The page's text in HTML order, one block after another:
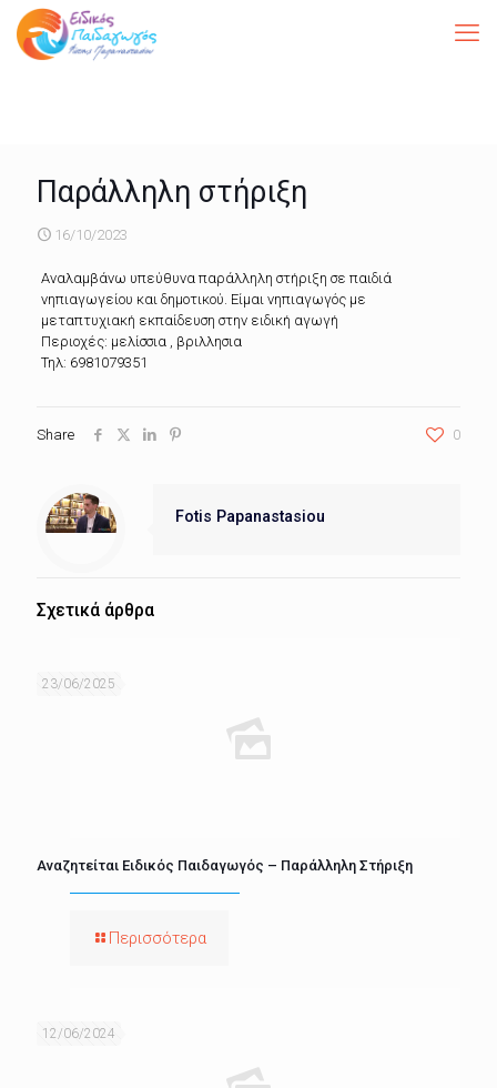
Παράλληλη στήριξη
16/10/2023
Αναλαμβάνω υπεύθυνα παράλληλη στήριξη σε παιδιά
νηπιαγωγείου και δημοτικού. Είμαι νηπιαγωγός με
μεταπτυχιακή εκπαίδευση στην ειδική αγωγή
Περιοχές: μελίσσια , βριλλησια
Τηλ: 6981079351
Share 0
Fotis Papanastasiou
Σχετικά άρθρα
23/06/2025
Αναζητείται Ειδικός Παιδαγωγός – Παράλληλη Στήριξη
Περισσότερα
12/06/2024